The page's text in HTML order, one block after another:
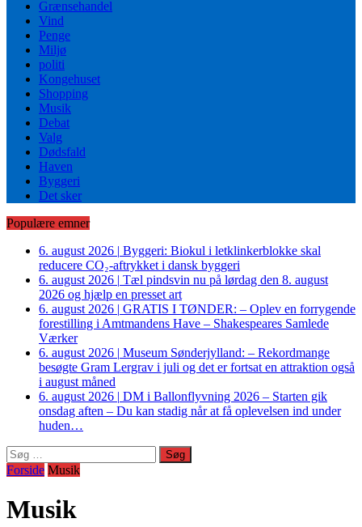
Grænsehandel
Vind
Penge
Miljø
politi
Kongehuset
Shopping
Musik
Debat
Valg
Dødsfald
Haven
Byggeri
Det sker
Populære emner
6. august 2026 | Byggeri: Biokul i letklinkerblokke skal
reducere CO₂-aftrykket i dansk byggeri
6. august 2026 | Tæl pindsvin nu på lørdag den 8. august
2026 og hjælp en presset art
6. august 2026 | GRATIS I TØNDER: – Oplev en forrygende
forestilling i Amtmandens Have – Shakespeares Samlede
Værker
6. august 2026 | Museum Sønderjylland: – Rekordmange
besøgte Gram Lergrav i juli og det er fortsat en attraktion også
i august måned
6. august 2026 | DM i Ballonflyvning 2026 – Starten gik
onsdag aften – Du kan stadig når at få oplevelsen ind under
huden…
Søg
efter:
Forside Musik
Musik